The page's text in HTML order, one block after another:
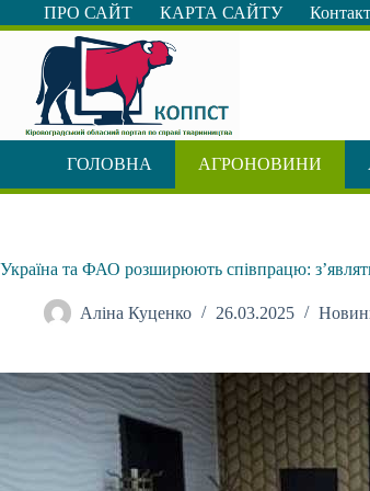
Перейти
до
ПРО САЙТ КАРТА САЙТУ
ГОЛОВНА АГРОНОВИНИ
Україна та ФАО розширюють співпрацю:
Аліна Куценко 26.03.2025